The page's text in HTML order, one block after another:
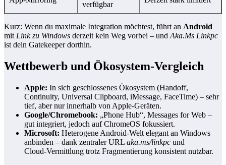
verfügbar
Kurz: Wenn du maximale Integration möchtest, führt an Android
mit Link zu Windows derzeit kein Weg vorbei – und Aka.Ms Linkpc
ist dein Gatekeeper dorthin.
Wettbewerb und Ökosystem‑Vergleich
Apple: In sich geschlossenes Ökosystem (Handoff,
Continuity, Universal Clipboard, iMessage, FaceTime) – sehr
tief, aber nur innerhalb von Apple‑Geräten.
Google/Chromebook: „Phone Hub“, Messages for Web –
gut integriert, jedoch auf ChromeOS fokussiert.
Microsoft: Heterogene Android‑Welt elegant an Windows
anbinden – dank zentraler URL aka.ms/linkpc und
Cloud‑Vermittlung trotz Fragmentierung konsistent nutzbar.